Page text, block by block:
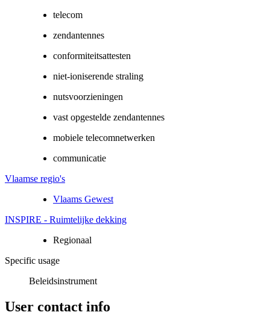
telecom
zendantennes
conformiteitsattesten
niet-ioniserende straling
nutsvoorzieningen
vast opgestelde zendantennes
mobiele telecomnetwerken
communicatie
Vlaamse regio's
Vlaams Gewest
INSPIRE - Ruimtelijke dekking
Regionaal
Specific usage
Beleidsinstrument
User contact info